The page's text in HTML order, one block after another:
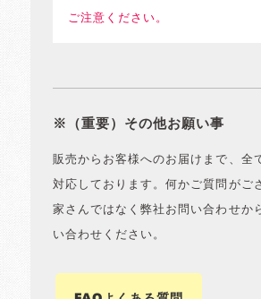
ご注意ください。
※（重要）その他お願い事
販売からお客様へのお届けまで、全
対応しております。何かご質問がご
家さんではなく弊社お問い合わせか
い合わせください。